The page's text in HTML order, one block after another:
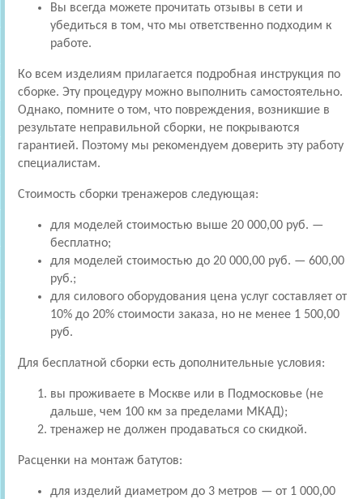
Вы всегда можете прочитать отзывы в сети и
убедиться в том, что мы ответственно подходим к
работе.
Ко всем изделиям прилагается подробная инструкция по
сборке. Эту процедуру можно выполнить самостоятельно.
Однако, помните о том, что повреждения, возникшие в
результате неправильной сборки, не покрываются
гарантией. Поэтому мы рекомендуем доверить эту работу
специалистам.
Стоимость сборки тренажеров следующая:
для моделей стоимостью выше 20 000,00 руб. —
бесплатно;
для моделей стоимостью до 20 000,00 руб. — 600,00
руб.;
для силового оборудования цена услуг составляет от
10% до 20% стоимости заказа, но не менее 1 500,00
руб.
Для бесплатной сборки есть дополнительные условия:
вы проживаете в Москве или в Подмосковье (не
дальше, чем 100 км за пределами МКАД);
тренажер не должен продаваться со скидкой.
Расценки на монтаж батутов:
для изделий диаметром до 3 метров — от 1 000,00